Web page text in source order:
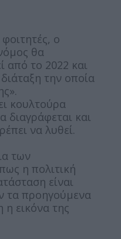
ο
θα
από το 2022 και
την οποία
κουλτούρα
διαγράφεται και
να λυθεί.
των
η πολιτική
είναι
τα προηγούμενα
η εικόνα της